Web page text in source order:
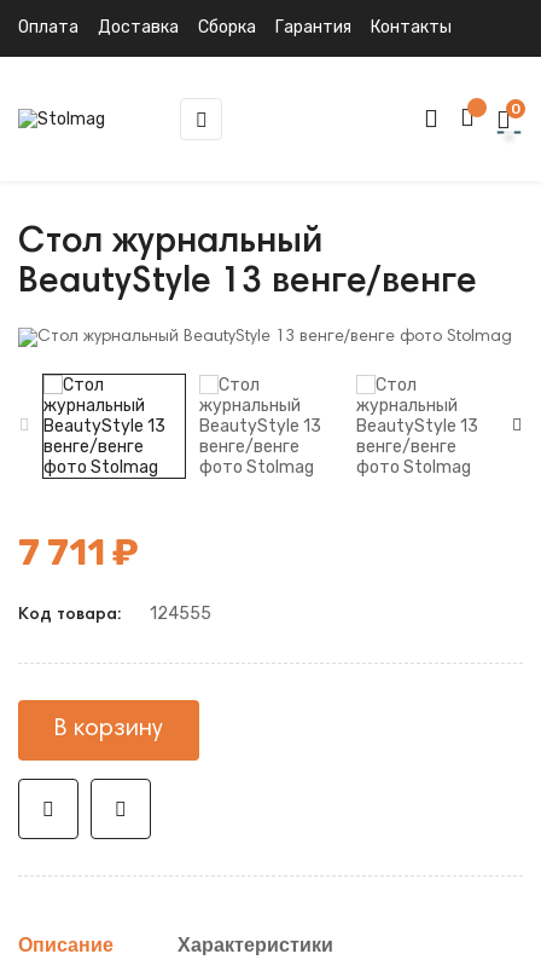
Оплата Доставка Сборка Гарантия Контакты
Toggle
navigation
☰ 0
Стол журнальный
BeautyStyle 13 венге/венге
7 711 ₽
Код товара: 124555
В корзину
Описание Характеристики